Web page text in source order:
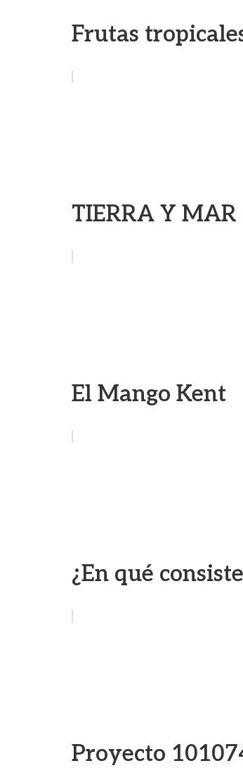
Frutas
TIERRA Y
El Mango Kent
¿En qué
Proyecto